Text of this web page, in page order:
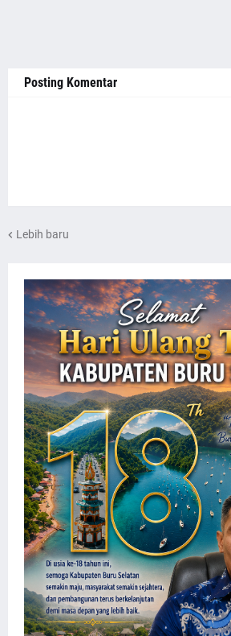
Posting Komentar
Lebih baru